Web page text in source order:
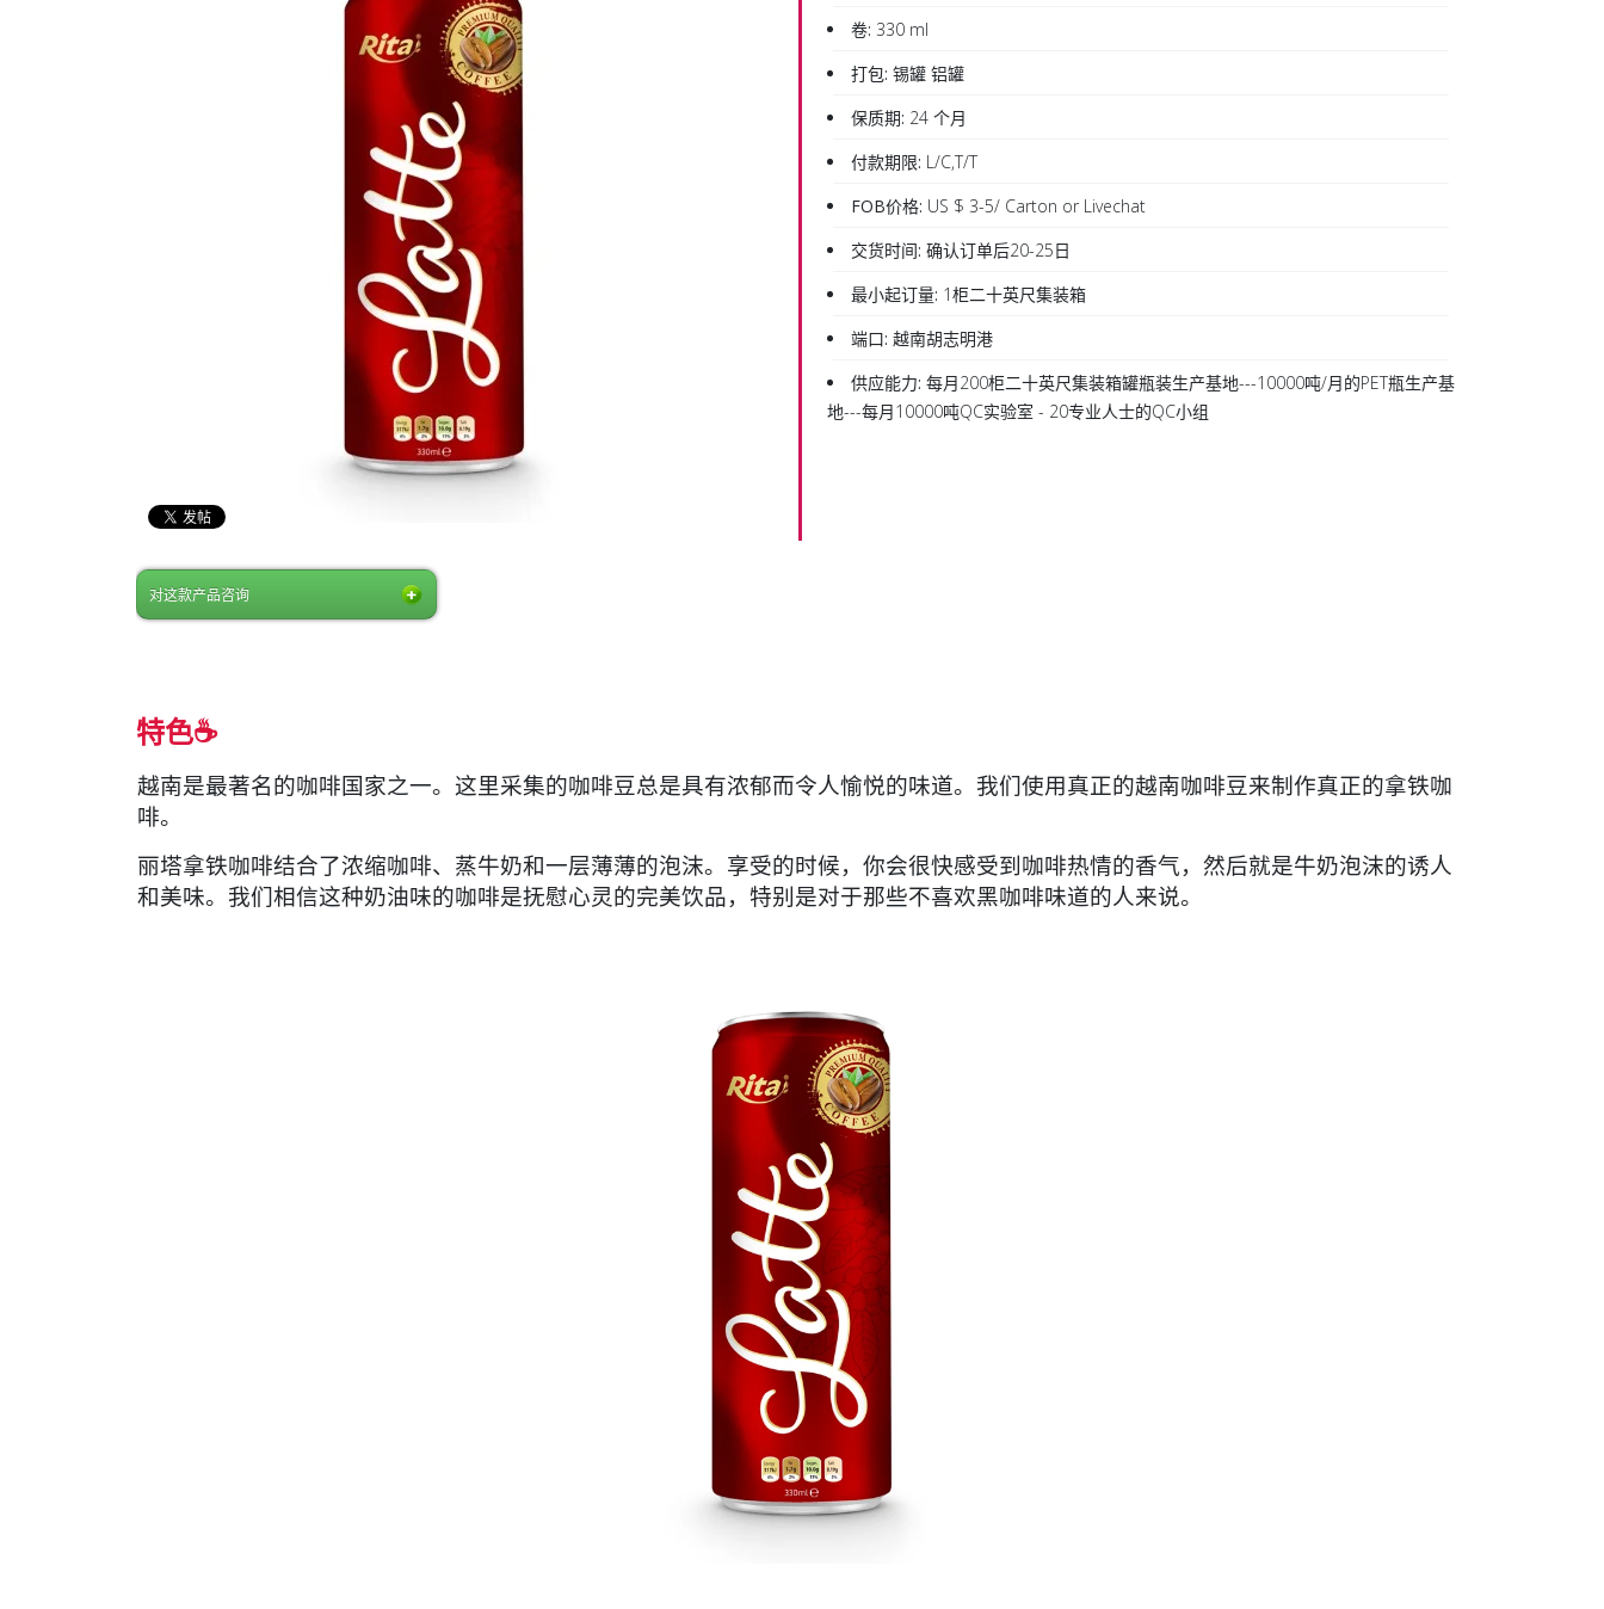
对这款产品咨询
卷: 330 ml
打包: 锡罐 铝罐
保质期: 24 个月
付款期限: L/C,T/T
FOB价格: US $ 3-5/ Carton or Livechat
交货时间: 确认订单后20-25日
最小起订量: 1柜二十英尺集装箱
端口: 越南胡志明港
供应能力: 每月200柜二十英尺集装箱罐瓶装生产基地---10000吨/月的PET瓶生产基
地---每月10000吨QC实验室 - 20专业人士的QC小组
特色☕
越南是最著名的咖啡国家之一。这里采集的咖啡豆总是具有浓郁而令人愉悦的味道。我们使用真正的越南咖啡豆来制作真正的拿铁咖
啡。
丽塔拿铁咖啡结合了浓缩咖啡、蒸牛奶和一层薄薄的泡沫。享受的时候，你会很快感受到咖啡热情的香气，然后就是牛奶泡沫的诱人
和美味。我们相信这种奶油味的咖啡是抚慰心灵的完美饮品，特别是对于那些不喜欢黑咖啡味道的人来说。